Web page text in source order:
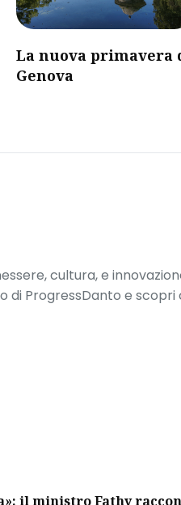
La nuova primavera
Genova
cultura, e
di ProgressDanto e
il ministro Fathy